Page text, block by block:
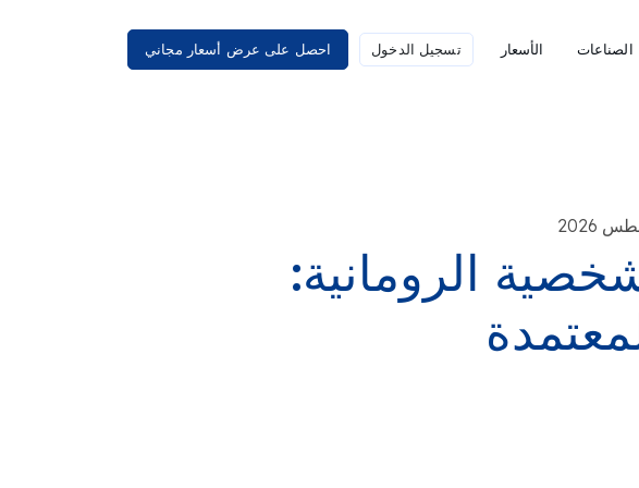
الصناعات الأسعار تسجيل الدخول احصل على عرض أسعار مجاني
الرومانية: